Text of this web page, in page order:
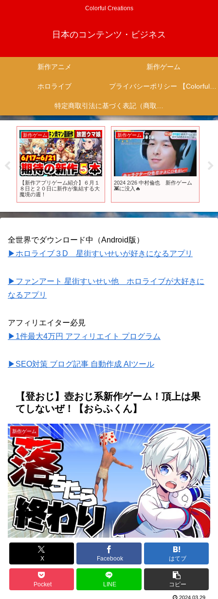
Colorful Creations
日本のコンテンツ・ビジネス
新作アニメ 新作ゲーム
ホロライブ プライバシーポリシー 【Colorful Creation】
特定商取引法に基づく表記（商取引に関する開示）
新作ゲーム
【新作アプリゲーム紹介】６月１
８日と２０日に新作が集結する大
魔境の週！
新作ゲーム
2024 2/26 中村倫也 新作ゲーム
👾に没入🔥
全世界でダウンロード中（Android版）
▶ホロライブ３D 星街すいせいが好きになるアプリ
▶ファンアート 星街すいせい他 ホロライブが大好きに
なるアプリ
アフィリエイター必見
▶1件最大4万円 アフィリエイト プログラム
▶SEO対策 ブログ記事 自動作成 AIツール
【登おじ】壺おじ系新作ゲーム！頂上は果
てしないぜ！【おらふくん】
新作ゲーム
X Facebook はてブ
Pocket LINE コピー
2024.03.29